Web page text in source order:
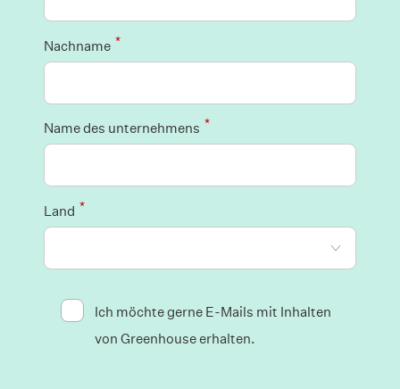
*
Nachname
*
Name des unternehmens
*
Land
Ich möchte gerne E-Mails mit Inhalten
von Greenhouse erhalten.